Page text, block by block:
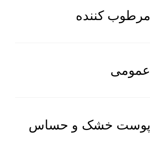
مرطوب کننده
عمومی
پوست خشک و حساس